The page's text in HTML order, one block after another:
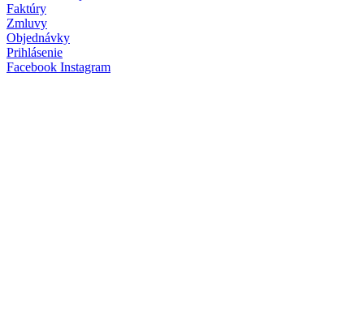
Faktúry
Zmluvy
Objednávky
Prihlásenie
Facebook Instagram